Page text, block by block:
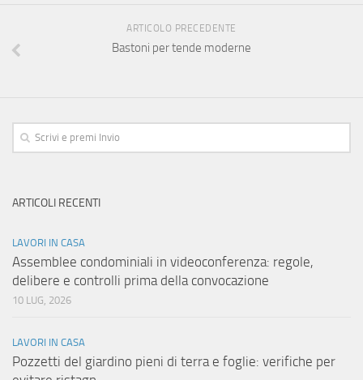
ARTICOLO PRECEDENTE
Bastoni per tende moderne
ARTICOLI RECENTI
LAVORI IN CASA
Assemblee condominiali in videoconferenza: regole,
delibere e controlli prima della convocazione
10 LUG, 2026
LAVORI IN CASA
Pozzetti del giardino pieni di terra e foglie: verifiche per